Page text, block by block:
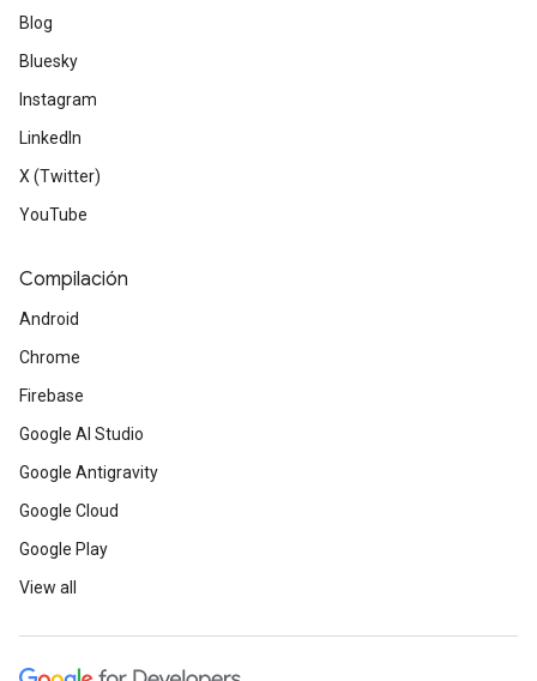
Blog
Bluesky
Instagram
LinkedIn
X (Twitter)
YouTube
Compilación
Android
Chrome
Firebase
Google AI Studio
Google Antigravity
Google Cloud
Google Play
View all